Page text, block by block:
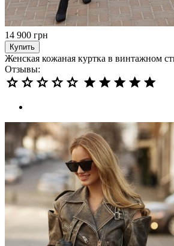
14 900 грн
Купить
Женская кожаная куртка в винтажном
Отзывы: